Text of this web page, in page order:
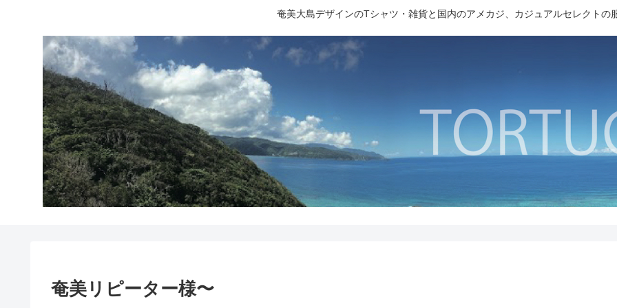
奄美大島デザインのTシャツ・雑貨と国内のアメカジ、カジュアルセレクトの
奄美リピーター様〜